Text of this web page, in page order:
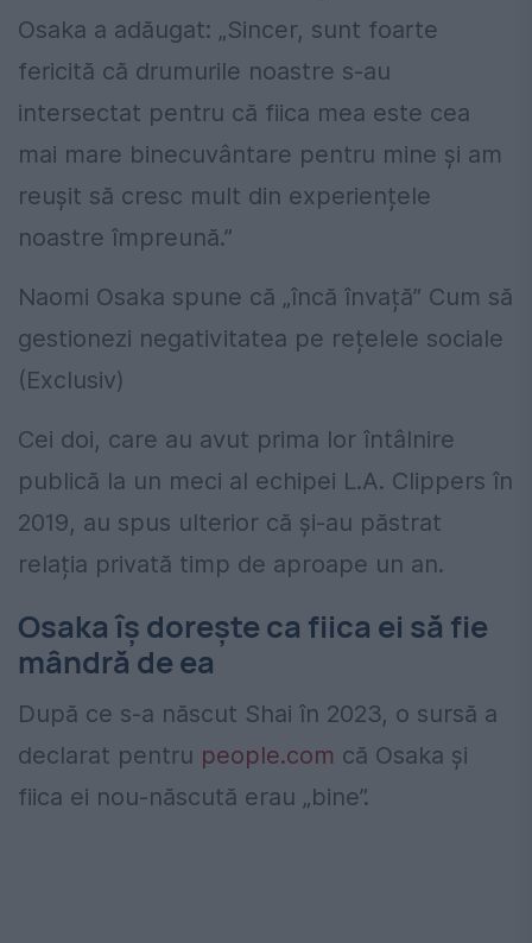
Osaka a adăugat: „Sincer, sunt foarte
fericită că drumurile noastre s-au
intersectat pentru că fiica mea este cea
mai mare binecuvântare pentru mine și am
reușit să cresc mult din experiențele
noastre împreună.”
Naomi Osaka spune că „încă învață” Cum să
gestionezi negativitatea pe rețelele sociale
(Exclusiv)
Cei doi, care au avut prima lor întâlnire
publică la un meci al echipei L.A. Clippers în
2019, au spus ulterior că și-au păstrat
relația privată timp de aproape un an.
Osaka îș dorește ca fiica ei să fie
mândră de ea
După ce s-a născut Shai în 2023, o sursă a
declarat pentru people.com că Osaka și
fiica ei nou-născută erau „bine”.